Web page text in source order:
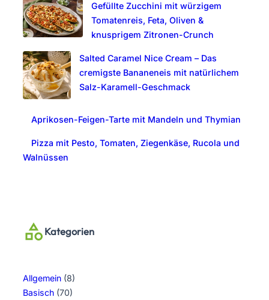
Gefüllte Zucchini mit würzigem
Tomatenreis, Feta, Oliven &
knusprigem Zitronen-Crunch
Salted Caramel Nice Cream – Das
cremigste Bananeneis mit natürlichem
Salz-Karamell-Geschmack
Aprikosen-Feigen-Tarte mit Mandeln und Thymian
Pizza mit Pesto, Tomaten, Ziegenkäse, Rucola und
Walnüssen
Kategorien
Allgemein (8)
Basisch (70)